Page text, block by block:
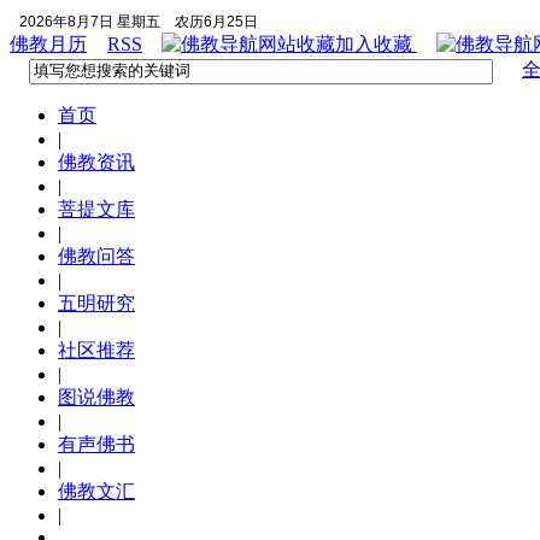
2026年8月7日 星期五 农历6月25日
佛教月历 RSS 加入收藏
首页
|
佛教资讯
|
菩提文库
|
佛教问答
|
五明研究
|
社区推荐
|
图说佛教
|
有声佛书
|
佛教文汇
|